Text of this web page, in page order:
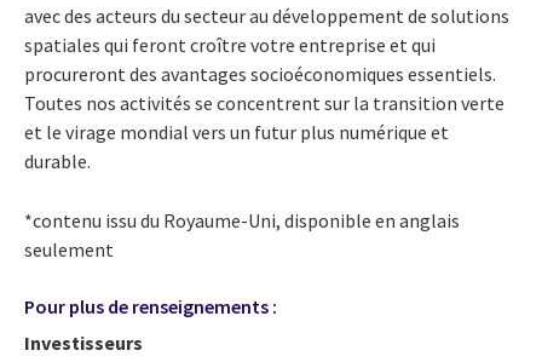
avec des acteurs du secteur au développement de solutions
spatiales qui feront croître votre entreprise et qui
procureront des avantages socioéconomiques essentiels.
Toutes nos activités se concentrent sur la transition verte
et le virage mondial vers un futur plus numérique et
durable.
*contenu issu du Royaume-Uni, disponible en anglais
seulement
Pour plus de renseignements :
Investisseurs